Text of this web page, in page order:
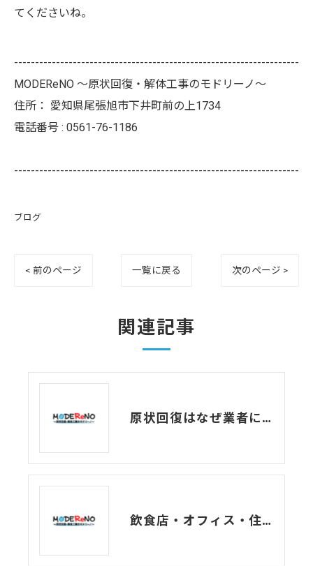
てくださいね。
--------------------------------------------------------------------
MODEReNO ～原状回復・解体工事のモドリーノ～
住所： 愛知県尾張旭市下井町前の上1734
電話番号 : 0561-76-1186
--------------------------------------------------------------------
ブログ
< 前のページ 一覧に戻る 次のページ >
関連記事
原状回復はなぜ業者に頼んだほうがいい？DIYのデメリット！
飲食店・オフィス・住宅、原状回復の違い